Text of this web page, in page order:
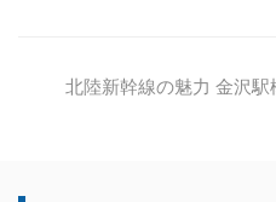
北陸新幹線の魅力 金沢